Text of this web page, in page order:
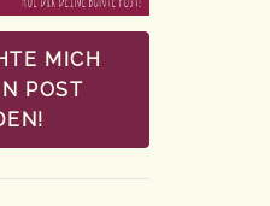
MICH
POST